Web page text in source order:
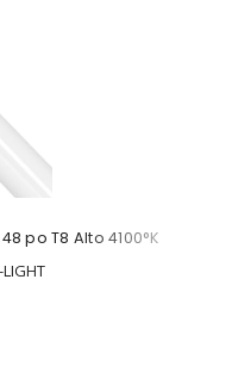
po T8 Alto 4100°K
LIGHT